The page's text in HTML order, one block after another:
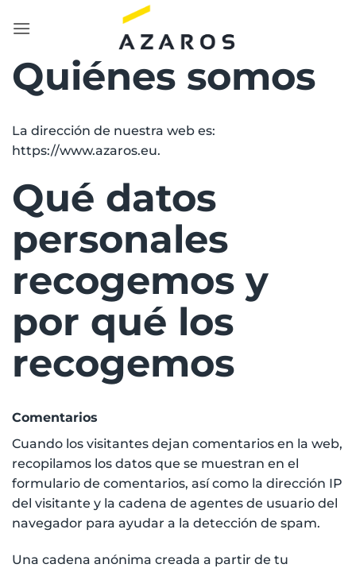
Quiénes somos
La dirección de nuestra web es:
https://www.azaros.eu.
Qué datos
personales
recogemos y
por qué los
recogemos
Comentarios
Cuando los visitantes dejan comentarios en la web,
recopilamos los datos que se muestran en el
formulario de comentarios, así como la dirección IP
del visitante y la cadena de agentes de usuario del
navegador para ayudar a la detección de spam.
Una cadena anónima creada a partir de tu